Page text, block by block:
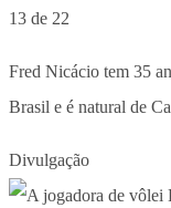
13 de 22
Fred Nicácio tem 35
Brasil e é natural de
Divulgação